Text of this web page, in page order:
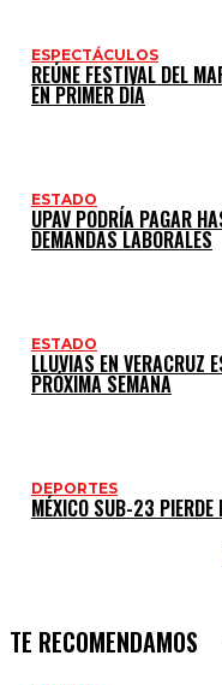
ESPECTÁCULOS
REÚNE FESTIVAL DEL
EN PRIMER DÍA
ESTADO
UPAV PODRÍA PAGAR
DEMANDAS LABORALES
ESTADO
LLUVIAS EN VERACRUZ
PRÓXIMA SEMANA
DEPORTES
MÉXICO SUB-23 PIERDE
TE RECOMENDAMOS